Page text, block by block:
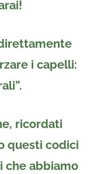
i capelli:
ricordati
questi codici
che abbiamo